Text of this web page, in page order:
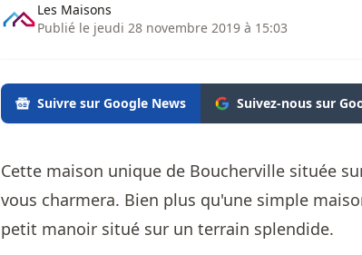
Les Maisons
Publié le jeudi 28 novembre 2019 à 15:03
Suivre sur Google News Suivez-nous sur
Cette maison unique de Boucherville située
vous charmera. Bien plus qu'une simple
petit manoir situé sur un terrain splendide.